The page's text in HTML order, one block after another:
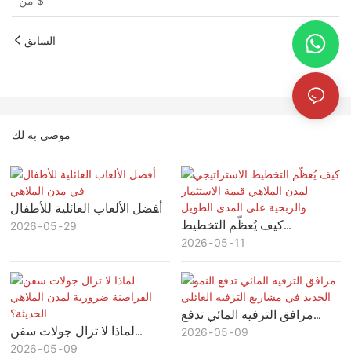
السابق
موصى به لك
أفضل الألعاب العائلية للأطفال
في مدن الملاهي
2026 05 29
كيف يُعظّم التخطيط
الاستراتيجي لمدن الملاهي قيمة
الطويل
2026 05 11
لماذا لا تزال جولات سفن
القراصنة ضرورية لمدن
2026 05 09
مرافق الترفيه المائي تدفع
النمو الجديد في مشاريع الترفيه
2026 05 09